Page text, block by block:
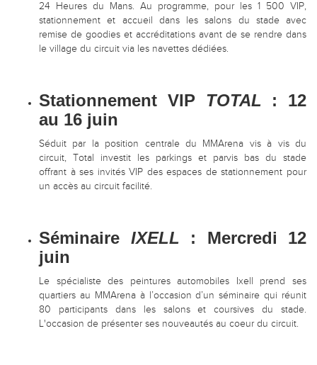
24 Heures du Mans. Au programme, pour les 1 500 VIP,
stationnement et accueil dans les salons du stade avec
remise de goodies et accréditations avant de se rendre dans
le village du circuit via les navettes dédiées.
Stationnement VIP TOTAL : 12
au 16 juin
Séduit par la position centrale du MMArena vis à vis du
circuit, Total investit les parkings et parvis bas du stade
offrant à ses invités VIP des espaces de stationnement pour
un accès au circuit facilité.
Séminaire IXELL : Mercredi 12
juin
Le spécialiste des peintures automobiles Ixell prend ses
quartiers au MMArena à l’occasion d’un séminaire qui réunit
80 participants dans les salons et coursives du stade.
L'occasion de présenter ses nouveautés au coeur du circuit.